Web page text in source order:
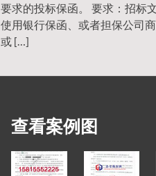
要求的投标保函。 要求：招标
使用银行保函、或者担保公司商
或 […]
查看案例图